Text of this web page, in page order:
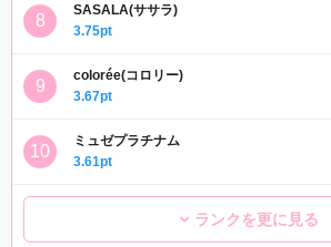
SASALA(ササラ)
3.75pt
colorée(コロリー)
3.67pt
ミュゼプラチナム
3.61pt
ランクを更に見る